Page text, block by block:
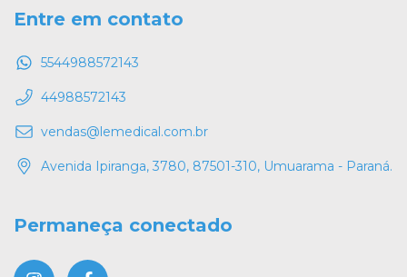
Entre em contato
5544988572143
44988572143
vendas@lemedical.com.br
Avenida Ipiranga, 3780, 87501-310, Umuarama - Paraná.
Permaneça conectado